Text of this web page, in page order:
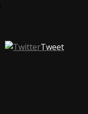
Tweet